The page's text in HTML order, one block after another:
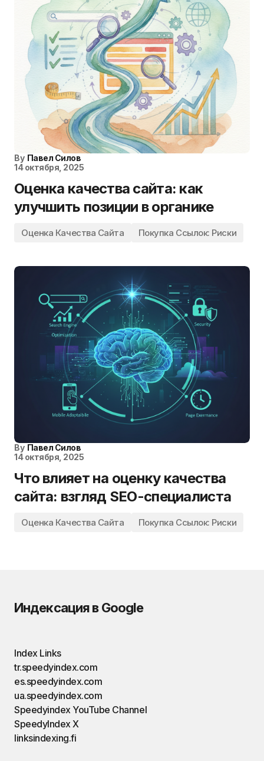
By Павел Силов
14 октября, 2025
Оценка качества сайта: как
улучшить позиции в органике
Оценка Качества Сайта Покупка Ссылок: Риски
By Павел Силов
14 октября, 2025
Что влияет на оценку качества
сайта: взгляд SEO-специалиста
Оценка Качества Сайта Покупка Ссылок: Риски
Индексация в Google
Index Links
tr.speedyindex.com
es.speedyindex.com
ua.speedyindex.com
Speedyindex YouTube Channel
SpeedyIndex X
linksindexing.fi